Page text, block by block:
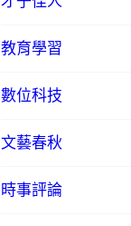
教育學習
數位科技
文藝春秋
時事評論